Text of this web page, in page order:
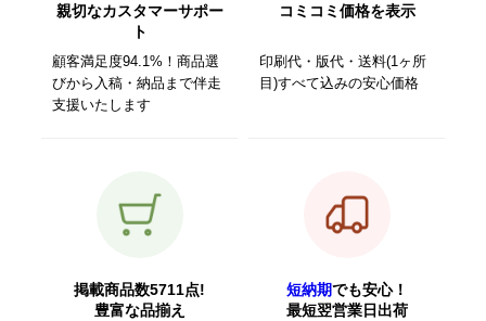
親切なカスタマーサポー
ト
顧客満足度94.1%！商品選
びから入稿・納品まで伴走
支援いたします
コミコミ価格を表示
印刷代・版代・送料(1ヶ所
目)すべて込みの安心価格
掲載商品数5711点!
豊富な品揃え
短納期でも安心！
最短翌営業日出荷